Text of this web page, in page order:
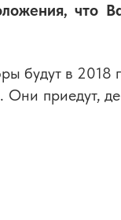
что
будут в 2018
приедут,